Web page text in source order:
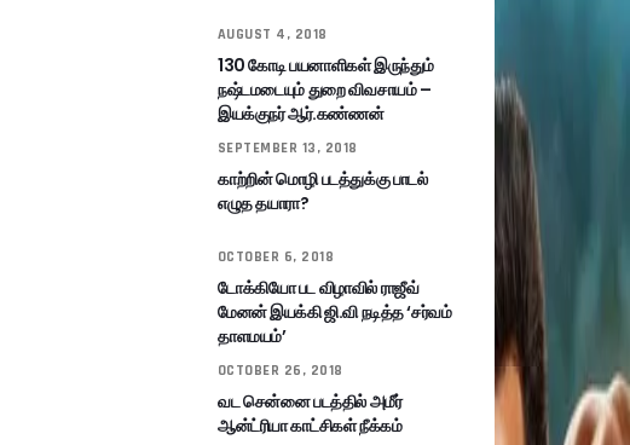
AUGUST 4, 2018
130 கோடி பயனாளிகள் இருந்தும்
நஷ்டமடையும் துறை விவசாயம் –
இயக்குநர் ஆர்.கண்ணன்
SEPTEMBER 13, 2018
காற்றின் மொழி படத்துக்கு பாடல்
எழுத தயாரா?
OCTOBER 6, 2018
டோக்கியோ பட விழாவில் ராஜீவ்
மேனன் இயக்கி ஜி.வி நடித்த ‘சர்வம்
தாளமயம்’
OCTOBER 26, 2018
வட சென்னை படத்தில் அமீர்
ஆன்ட்ரியா காட்சிகள் நீக்கம்